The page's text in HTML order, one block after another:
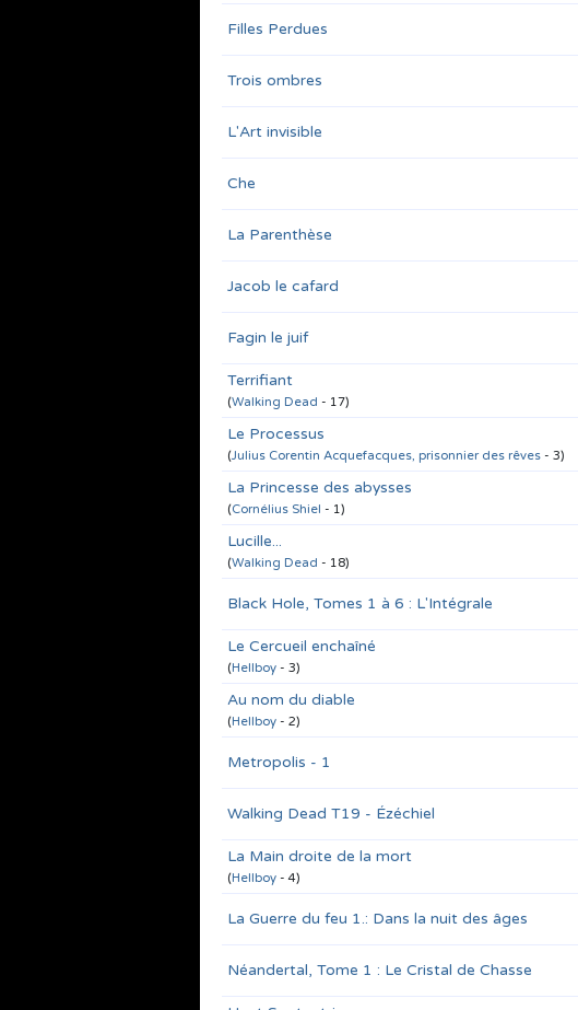
Filles Perdues
Trois ombres
L'Art invisible
Che
La Parenthèse
Jacob le cafard
Fagin le juif
Terrifiant
(Walking Dead - 17)
Le Processus
(Julius Corentin Acquefacques, prisonnier des rêves - 3)
La Princesse des abysses
(Cornélius Shiel - 1)
Lucille...
(Walking Dead - 18)
Black Hole, Tomes 1 à 6 : L'Intégrale
Le Cercueil enchaîné
(Hellboy - 3)
Au nom du diable
(Hellboy - 2)
Metropolis - 1
Walking Dead T19 - Ézéchiel
La Main droite de la mort
(Hellboy - 4)
La Guerre du feu 1.: Dans la nuit des âges
Néandertal, Tome 1 : Le Cristal de Chasse